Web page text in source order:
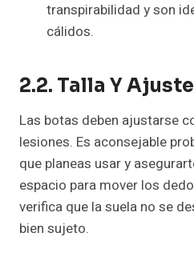
transpirabilidad y son
cálidos.
2.2. Talla Y Ajuste
Las botas deben ajustarse
lesiones. Es aconsejable
que planeas usar y
espacio para mover los
verifica que la suela no se
bien sujeto.